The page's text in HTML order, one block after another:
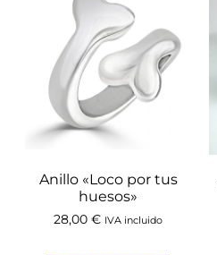
Anillo «Loco por tus
huesos»
28,00 € IVA incluido